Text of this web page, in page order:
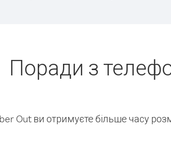
Поради з
Out ви отримуєте більше часу